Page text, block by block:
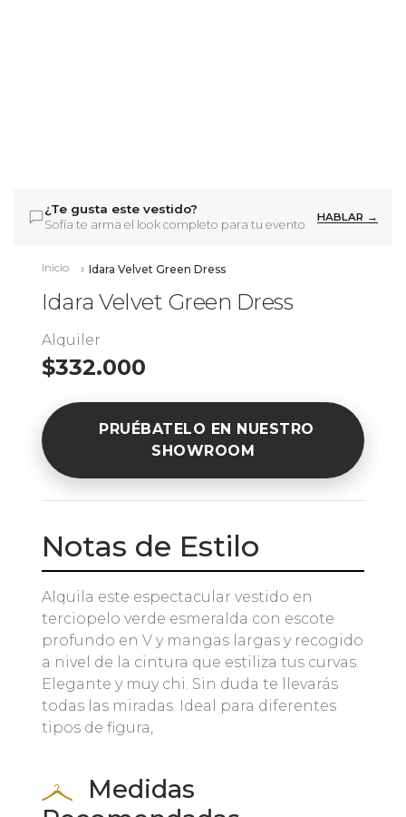
¿Te gusta este vestido?
Sofía te arma el look completo para tu evento
HABLAR →
Inicio Idara Velvet Green Dress
Idara Velvet Green Dress
Alquiler
$332.000
PRUÉBATELO EN NUESTRO
SHOWROOM
Notas de Estilo
Alquila este espectacular vestido en
terciopelo verde esmeralda con escote
profundo en V y mangas largas y recogido
a nivel de la cintura que estiliza tus curvas.
Elegante y muy chi. Sin duda te llevarás
todas las miradas. Ideal para diferentes
tipos de figura,
Medidas